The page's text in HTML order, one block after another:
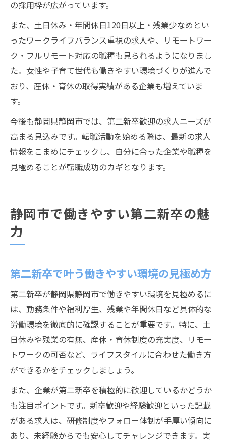
の採用枠が広がっています。
また、土日休み・年間休日120日以上・残業少なめとい
ったワークライフバランス重視の求人や、リモートワー
ク・フルリモート対応の職種も見られるようになりまし
た。女性や子育て世代も働きやすい環境づくりが進んで
おり、産休・育休の取得実績がある企業も増えていま
す。
今後も静岡県静岡市では、第二新卒歓迎の求人ニーズが
高まる見込みです。転職活動を始める際は、最新の求人
情報をこまめにチェックし、自分に合った企業や職種を
見極めることが転職成功のカギとなります。
静岡市で働きやすい第二新卒の魅
力
第二新卒で叶う働きやすい環境の見極め方
第二新卒が静岡県静岡市で働きやすい環境を見極めるに
は、勤務条件や福利厚生、残業や年間休日など具体的な
労働環境を徹底的に確認することが重要です。特に、土
日休みや残業の有無、産休・育休制度の充実度、リモー
トワークの可否など、ライフスタイルに合わせた働き方
ができるかをチェックしましょう。
また、企業が第二新卒を積極的に歓迎しているかどうか
も注目ポイントです。新卒歓迎や経験歓迎といった記載
がある求人は、研修制度やフォロー体制が手厚い傾向に
あり、未経験からでも安心してチャレンジできます。実